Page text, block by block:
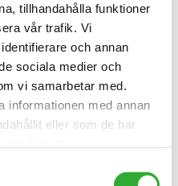
tillhandahålla funktioner
vår trafik. Vi
och annan
sociala medier och
vi samarbetar med.
informationen med annan
eller som de har